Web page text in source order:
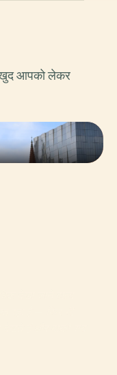
खुद आपको लेकर